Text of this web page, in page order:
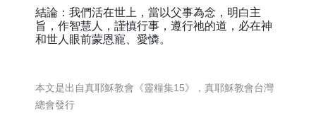
結論：我們活在世上，當以父事為念，明白主
旨，作智慧人，謹慎行事，遵行祂的道，必在神
和世人眼前蒙恩寵、愛憐。
本文是出自真耶穌教會《靈糧集15》，真耶穌教會台灣
總會發行